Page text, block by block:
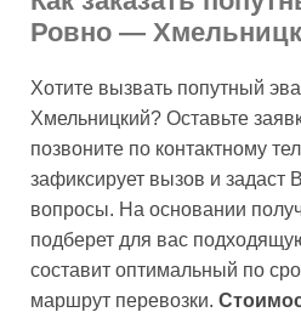
Ровно —
Хотите вызвать попутный
Хмельницкий? Оставьте
позвоните по контактному
зафиксирует вызов и
вопросы. На основании
подберет для вас
составит оптимальный по
маршрут перевозки.